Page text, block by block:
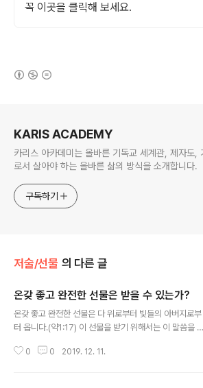
꼭 이곳을 클릭해 보세요.
KARIS ACADEMY
카리스 아카데미는 올바른 기독교 세계관, 제자도,
로서 살아야 하는 올바른 삶의 방식을 소개합니다.
구독하기
저술/선물 의 다른 글
온갖 좋고 완전한 선물은 받을 수 있는가?
온갖 좋고 완전한 선물은 다 위로부터 빛들의 아버지로부
터 옵니다.(약1:17) 이 선물을 받기 위해서는 이 말씀을 믿
들이 이 말씀을 믿어야 하기 때문입니다. 다시 한 번 저를
0 0 2019. 12. 11.